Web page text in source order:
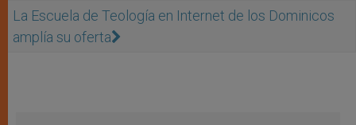
La Escuela de Teología en Internet de los Dominicos
amplía su oferta